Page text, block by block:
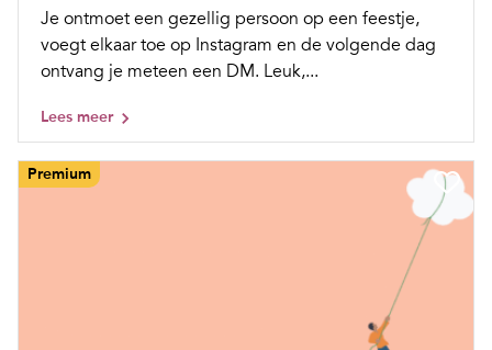
Je ontmoet een gezellig persoon op een feestje,
voegt elkaar toe op Instagram en de volgende dag
ontvang je meteen een DM. Leuk,...
Lees meer
Premium